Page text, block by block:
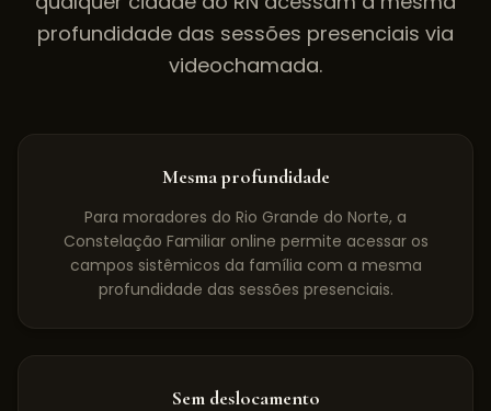
profundidade das sessões presenciais via
videochamada.
Mesma profundidade
Para moradores do Rio Grande do Norte, a
Constelação Familiar online permite acessar os
campos sistêmicos da família com a mesma
profundidade das sessões presenciais.
Sem deslocamento